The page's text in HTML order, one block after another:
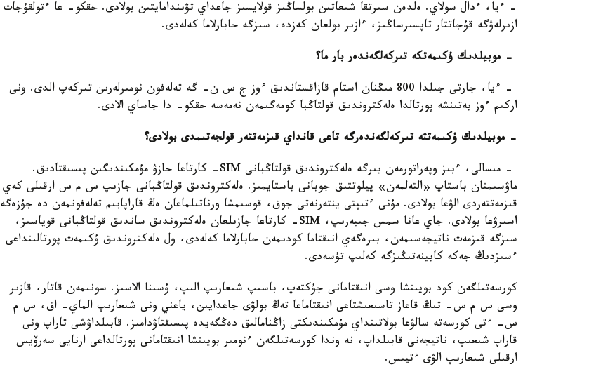
- ءيا، ءدال سولاي. ەلدەن سىرتقا شىعاتىن بولساڭىز قولايسىز جاعداي تۋىندامايتىن بولادى. حقكو- عا ءتولقۇجات
ازىرلەۋگە قۇجاتتار تاپسىرساڭىز، ءازىر بولعان كەزدە، سىزگە حابارلاما كەلەدى.
- موبيلدىك ۇكىمەتكە تىركەلگەندەر بار ما؟
- ءيا، جارتى جىلدا 800 مىڭنان استام قازاقستاندىق ءوز ج س ن- گە تەلەفون نومىرلەرىن تىركەپ الدى. ونى
اركىم ءوز بەتىنشە پورتالدا ەلەكتروندىق قولتاڭبا كومەگىمەن نەمەسە حقكو- دا جاساي الادى.
- موبيلدىك ۇكىمەتتە تىركەلگەندەرگە تاعى قانداي قىزمەتتەر قولجەتىمدى بولادى؟
- مىسالى، ءبىز وپەراتورمەن بىرگە ەلەكتروندىق قولتاڭبانى SIM- كارتاعا جازۋ مۇمكىندىگىن پىسىقتادىق.
ماۋسىمنان باستاپ «التەلمەن» پيلوتتىق جوبانى باستايمىز. ەلەكتروندىق قولتاڭبانى جازىپ س م س ارقىلى كەي
قىزمەتتەردى الۋعا بولادى. مۇنى ءتىپتى ينتەرنەتى جوق، قوسىمشا ورناتىلماعان ەڭ قاراپايىم تەلەفونمەن دە جۇزەگە
اسىرۋعا بولادى. جاي عانا سمس جىبەرىپ، SIM- كارتاعا جازىلعان ەلەكتروندىق ساندىق قولتاڭبانى قوياسىز،
سىزگە قىزمەت ناتيجەسىمەن، بىرەگەي انىقتاما كودىمەن حابارلاما كەلەدى، ول ەلەكتروندىق ۇكىمەت پورتالىنداعى
ءسىزدىڭ جەكە كابينەتىڭىزگە كەلىپ تۇسەدى.
كورسەتىلگەن كود بويىنشا وسى انىقتامانى جۇكتەپ، باسىپ شىعارىپ الىپ، ۇسىنا الاسىز. سونىمەن قاتار، قازىر
وسى س م س- تىڭ قاعاز تاسىعىشتاعى انىقتاماعا تەڭ بولۋى جاعدايىن، ياعني ونى شىعارىپ الماي- اق، س م
س- ءتى كورسەتە سالۋعا بولاتىنداي مۇمكىندىكتى زاڭنامالىق دەڭگەيدە پىسىقتاۋدامىز. قابىلداۋشى تاراپ ونى
قاراپ شىعىپ، ناتيجەنى قابىلداپ، نە وندا كورسەتىلگەن ءنومىر بويىنشا انىقتامانى پورتالداعى ارنايى سەرۆيس
ارقىلى شىعارىپ الۋى ءتيىس.